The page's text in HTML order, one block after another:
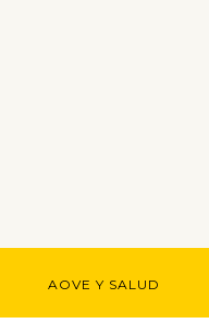
AOVE Y SALUD